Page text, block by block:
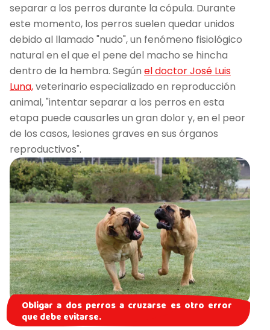
separar a los perros durante la cópula. Durante
este momento, los perros suelen quedar unidos
debido al llamado "nudo", un fenómeno fisiológico
natural en el que el pene del macho se hincha
dentro de la hembra. Según el doctor José Luis
Luna,veterinario especializado en reproducción
animal, "intentar separar a los perros en esta
etapa puede causarles un gran dolor y, en el peor
de los casos, lesiones graves en sus órganos
reproductivos".
Obligar a dos perros a cruzarse es otro error
que debe evitarse.